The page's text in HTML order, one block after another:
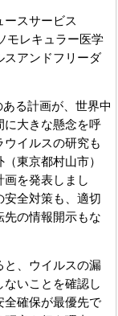
スサービス
モレキュラー医学
スアンドフリーダ
る計画が、世界中
に大きな懸念を呼
イルスの研究も
東京都村山市）
を発表しまし
全対策も、適切
の情報開示もな
と、ウイルスの漏
いことを確認し
全確保が最優先で